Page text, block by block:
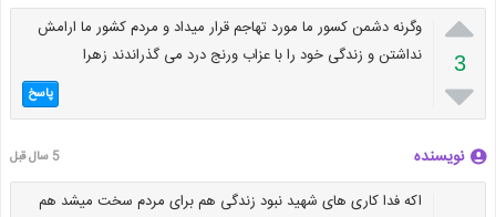

3

وگرنه دشمن کسور ما مورد تهاجم قرار میداد و مردم کشور ما ارامش
نداشتن و زندگی خود را با عزاب ورنج درد می گذراندند زهرا
پاسخ
نویسنده 5 سال قبل
اکه فدا کاری های شهید نبود زندگی هم برای مردم سخت میشد هم